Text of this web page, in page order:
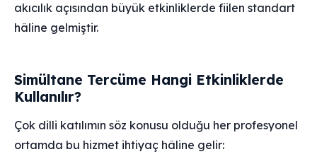
akıcılık açısından büyük etkinliklerde fiilen standart
hâline gelmiştir.
Simültane Tercüme Hangi Etkinliklerde
Kullanılır?
Çok dilli katılımın söz konusu olduğu her profesyonel
ortamda bu hizmet ihtiyaç hâline gelir: